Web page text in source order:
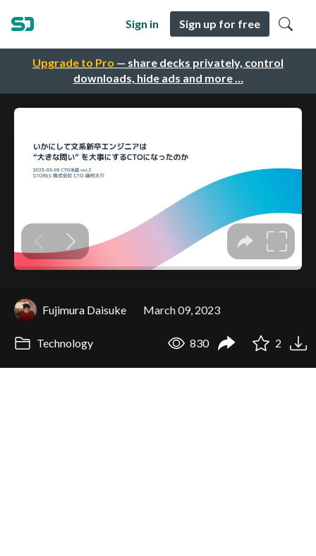
Upgrade to Pro — share decks privately, control
downloads, hide ads and more …
Sign in Sign up for free
Fujimura Daisuke March 09, 2023
Technology 830 2